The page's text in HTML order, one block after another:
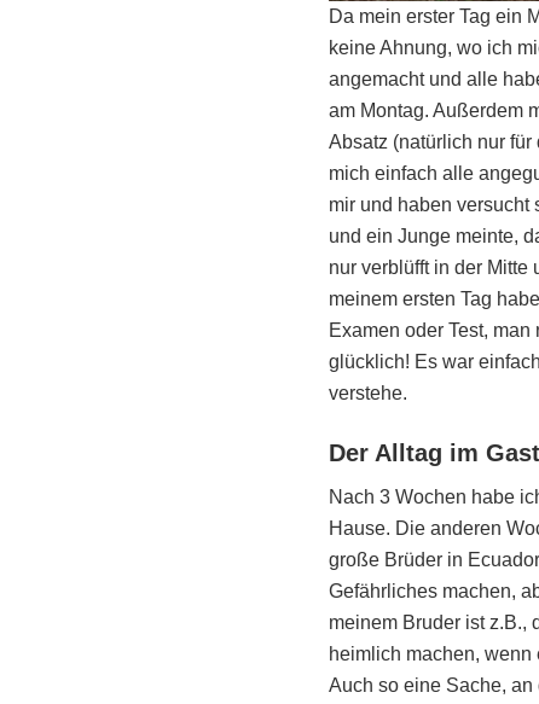
Da mein erster Tag ein
keine Ahnung, wo ich
angemacht und alle
am Montag. Außerdem
Absatz (natürlich nur
mich einfach alle
mir und haben versucht
und ein Junge meinte,
nur verblüfft in der Mitte
meinem ersten Tag
Examen oder Test,
glücklich! Es war
verstehe.
Der Alltag im
Nach 3 Wochen habe
Hause. Die anderen
große Brüder in
Gefährliches machen,
meinem Bruder ist z.B.,
heimlich machen, wenn
Auch so eine Sache,